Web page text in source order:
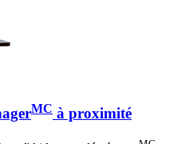
MC à proximité